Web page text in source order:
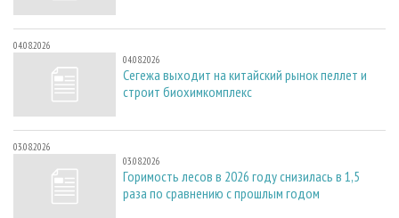
04.08.2026
04.08.2026
Сегежа выходит на китайский рынок пеллет и
строит биохимкомплекс
03.08.2026
03.08.2026
Горимость лесов в 2026 году снизилась в 1,5
раза по сравнению с прошлым годом